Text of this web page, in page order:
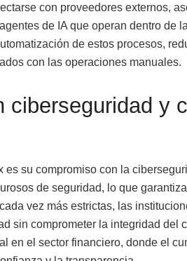
con proveedores externos,
de IA que operan dentro de
de estos procesos,
con las operaciones manuales.
ciberseguridad y
es su compromiso con la
de seguridad, lo que
vez más estrictas, las
sin comprometer la integridad del
en el sector financiero, donde el